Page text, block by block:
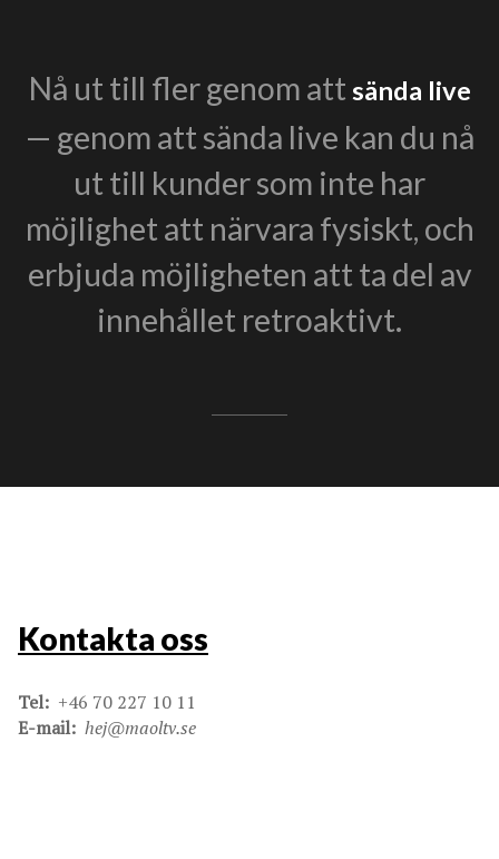
Nå ut till fler genom att sända live
— genom att sända live kan du nå
ut till kunder som inte har
möjlighet att närvara fysiskt, och
erbjuda möjligheten att ta del av
innehållet retroaktivt.
Kontakta oss
Tel: +46 70 227 10 11
E-mail: hej@maoltv.se